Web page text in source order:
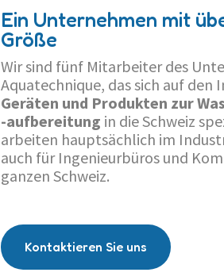
Ein Unternehmen mit
Größe
Wir sind fünf Mitarbeiter des
Aquatechnique, das sich auf den
Geräten und Produkten zur
-aufbereitung in die Schweiz
arbeiten hauptsächlich im
auch für Ingenieurbüros und
ganzen Schweiz.
Kontaktieren Sie uns